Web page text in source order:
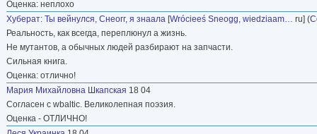
Оценка: неплохо
Хуберат: Ты вейнулся, Снеогг, я знаала [Wrócieeś Sneogg, wiedziaam… ru] (
Реальность, как всегда, переплюнул а жизнь.
Не мутантов, а обычных людей разбирают на запчасти.
Сильная книга.
Оценка: отлично!
Мария Михайловна Шкапская 18 04
Согласен с wbaltic. Великолепная поэзия.
Оценка - ОТЛИЧНО!